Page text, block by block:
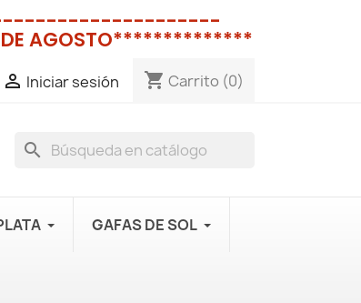
DE AGOSTO**************
 Iniciar sesión shopping_cart Carrito (0)
search
GAFAS DE SOL